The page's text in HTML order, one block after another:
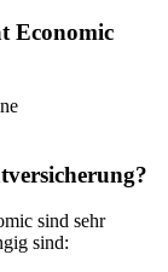
Economic
sind sehr
sind: